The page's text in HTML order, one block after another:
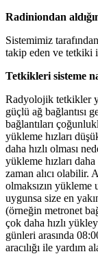
Radiniondan
Sistemimiz
takip eden ve tetkiki
Tetkikleri sisteme
Radyolojik tetkikler
güçlü ağ bağlantısı
bağlantıları
yükleme hızları
daha hızlı olması
yükleme hızları
zaman alıcı olabilir.
olmaksızın yükleme
uygunsa size en
(örneğin metronet
çok daha hızlı
günleri arasında
aracılığı ile yardım